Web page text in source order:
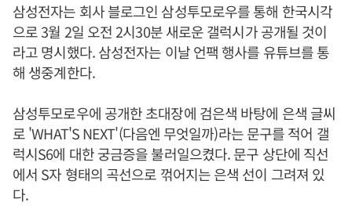
삼성전자는 회사 블로그인 삼성투모로우를 통해 한국시각
으로 3월 2일 오전 2시30분 새로운 갤럭시가 공개될 것이
라고 명시했다. 삼성전자는 이날 언팩 행사를 유튜브를 통
해 생중계한다.
삼성투모로우에 공개한 초대장에 검은색 바탕에 은색 글씨
로 'WHAT'S NEXT'(다음엔 무엇일까)라는 문구를 적어 갤
럭시S6에 대한 궁금증을 불러일으켰다. 문구 상단에 직선
에서 S자 형태의 곡선으로 꺾어지는 은색 선이 그려져 있
다.